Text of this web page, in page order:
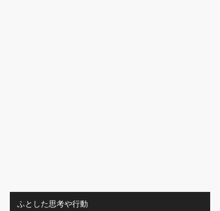
ふとした思考や行動